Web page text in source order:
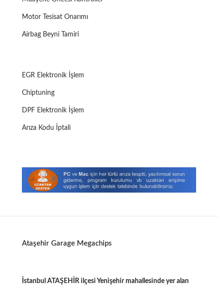
Motor Tesisat Onarımı
Airbag Beyni Tamiri
EGR Elektronik İşlem
Chiptuning
DPF Elektronik İşlem
Arıza Kodu İptali
Ataşehir Garage Megachips
İstanbul ATAŞEHİR ilçesi Yenişehir mahallesinde yer alan